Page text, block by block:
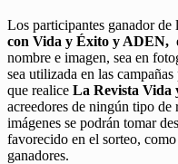
Los participantes ganador de
con Vida y Éxito y ADEN,
nombre e imagen, sea en
sea utilizada en las
que realice La Revista Vida
acreedores de ningún tipo
imágenes se podrán tomar
favorecido en el sorteo,
ganadores.